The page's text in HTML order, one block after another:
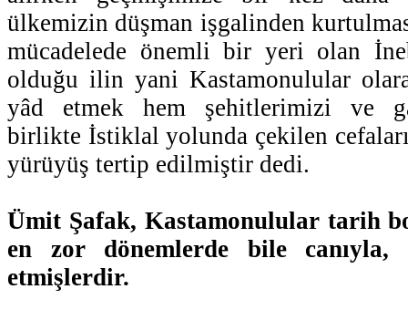
ülkemizin düşman işgalinden
mücadelede önemli bir yeri olan
olduğu ilin yani Kastamonulular
yâd etmek hem şehitlerimizi ve
birlikte İstiklal yolunda çekilen
yürüyüş tertip edilmiştir dedi.
Ümit Şafak, Kastamonulular tarih
en zor dönemlerde bile canıyla,
etmişlerdir.